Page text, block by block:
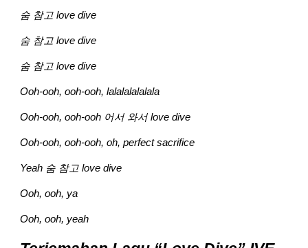
숨 참고 love dive
숨 참고 love dive
숨 참고 love dive
Ooh-ooh, ooh-ooh, lalalalalalala
Ooh-ooh, ooh-ooh 어서 와서 love dive
Ooh-ooh, ooh-ooh, oh, perfect sacrifice
Yeah 숨 참고 love dive
Ooh, ooh, ya
Ooh, ooh, yeah